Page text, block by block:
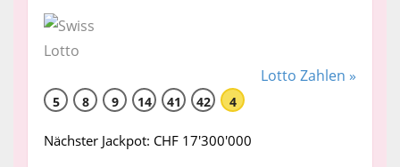
Lotto Zahlen »
5 8 9 14 41 42 4
Nächster Jackpot: CHF 17'300'000